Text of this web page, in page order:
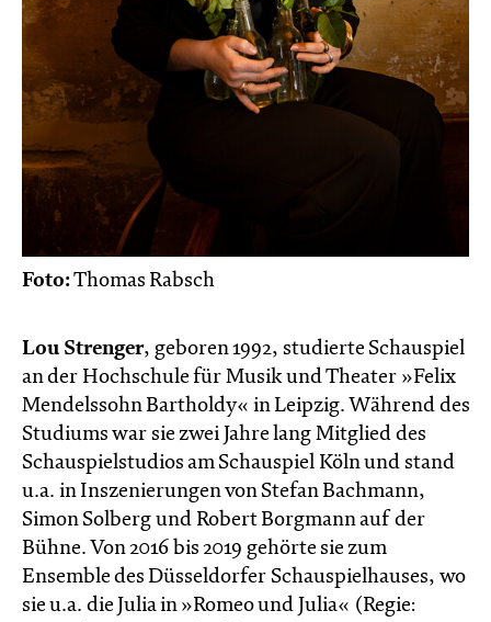
Foto:Thomas Rabsch
Lou Strenger, geboren 1992, studierte Schauspiel
an der Hochschule für Musik und Theater »Felix
Mendelssohn Bartholdy« in Leipzig. Während des
Studiums war sie zwei Jahre lang Mitglied des
Schauspielstudios am Schauspiel Köln und stand
u.a. in Inszenierungen von Stefan Bachmann,
Simon Solberg und Robert Borgmann auf der
Bühne. Von 2016 bis 2019 gehörte sie zum
Ensemble des Düsseldorfer Schauspielhauses, wo
sie u.a. die Julia in »Romeo und Julia« (Regie: